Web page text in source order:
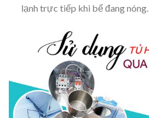
lạnh trực tiếp khi bể đang nóng.